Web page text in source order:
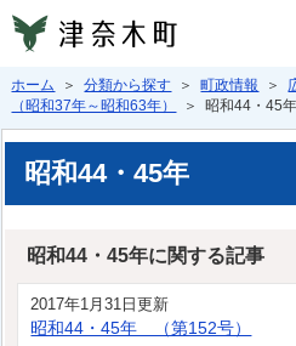
ホーム ＞分類から探す ＞町政情報 ＞
（昭和37年～昭和63年）
＞ 昭和44・45年
昭和44・45年
昭和44・45年に関する記事
2017年1月31日更新
昭和44・45年 （第152号）